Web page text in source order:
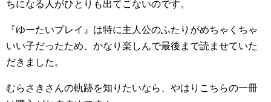
ちになる人がひとりも出てこないのです。
『ゆーたいプレイ』は特に主人公のふたりがめちゃくちゃ
いい子だったため、かなり楽しんで最後まで読ませていた
だきました。
むらさきさんの軌跡を知りたいなら、やはりこちらの一冊